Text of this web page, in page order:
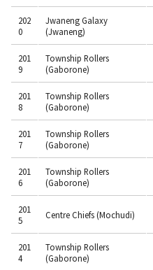
202
0
Jwaneng Galaxy
(Jwaneng)
201
9
Township Rollers
(Gaborone)
201
8
Township Rollers
(Gaborone)
201
7
Township Rollers
(Gaborone)
201
6
Township Rollers
(Gaborone)
201
5
Centre Chiefs (Mochudi)
201
4
Township Rollers
(Gaborone)